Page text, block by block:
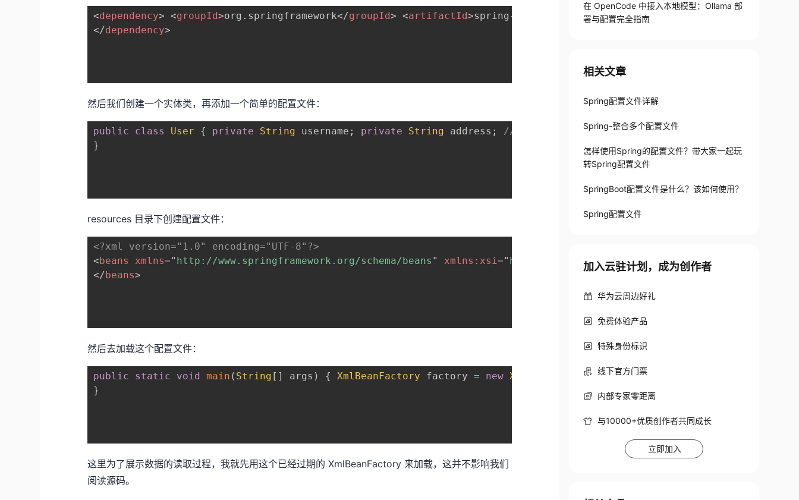
<dependency> <groupId>org.springframework</groupId> <artifactId>spring-beans artifactId> <version
</dependency>
然后我们创建一个实体类，再添加一个简单的配置文件：
public class User { private String username ; private String address ;
//省略 getter/setter
}
resources 目录下创建配置文件：
<?xml version="1.0" encoding="UTF-8"?>
<beans xmlns=" http://www.springframework.org/schema/beans " xmlns: xsi=" http://www.w3.org/2001/XMLSchema-instance
</beans>
然后去加载这个配置文件：
public static void main ( String [ ] args ) { XmlBeanFactory factory = new XmlBeanFactory (new ClassPathResource
}
这里为了展示数据的读取过程，我就先用这个已经过期的 XmlBeanFactory 来加载，这并不影响我们
阅读源码。
在 OpenCode 中接入本地模型：Ollama 部
署与配置完全指南
相关文章
Spring配置文件详解
Spring-整合多个配置文件
怎样使用Spring的配置文件？带大家一起玩
转Spring配置文件
SpringBoot配置文件是什么？该如何使用？
Spring配置文件
加入云驻计划，成为创作者
华为云周边好礼
免费体验产品
特殊身份标识
线下官方门票
内部专家零距离
与10000+优质创作者共同成长
立即加入